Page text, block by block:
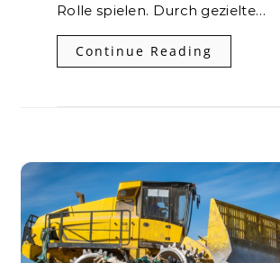
Rolle spielen. Durch gezielte…
Continue Reading